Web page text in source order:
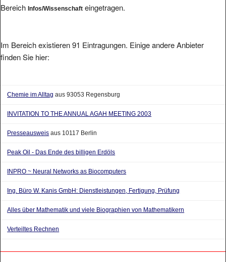
Bereich Infos/Wissenschaft eingetragen.
Im Bereich existieren 91 Eintragungen. Einige andere Anbieter
finden Sie hier:
Chemie im Alltag aus 93053 Regensburg
INVITATION TO THE ANNUAL AGAH MEETING 2003
Presseausweis aus 10117 Berlin
Peak Oil - Das Ende des billigen Erdöls
INPRO ~ Neural Networks as Biocomputers
Ing. Büro W. Kanis GmbH: Dienstleistungen, Fertigung, Prüfung
Alles über Mathematik und viele Biographien von Mathematikern
Verteiltes Rechnen